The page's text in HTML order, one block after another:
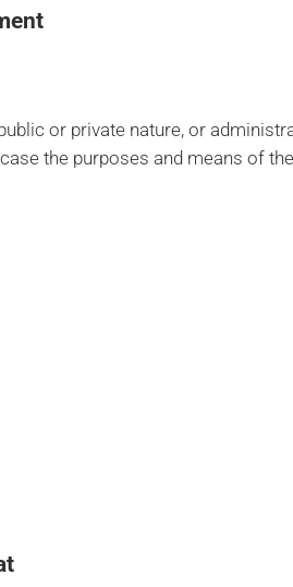
or private nature, or
the purposes and means of